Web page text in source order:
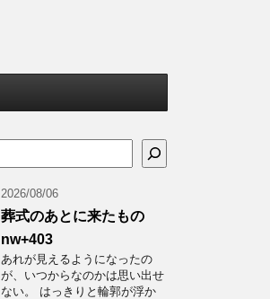
2026/08/06
葬式のあとに来たもの
nw+403
あれが見えるようになったの
が、いつからなのかは思い出せ
ない。 はっきりと輪郭が浮か